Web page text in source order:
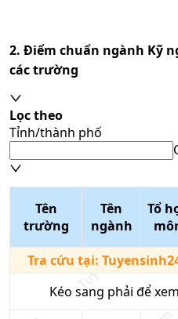
2. Điểm chuẩn ngành Kỹ
các trường
Lọc theo
Tỉnh/thành phố
Tên
trường
Tên
ngành
Tổ
Tra cứu tại:
Kéo sang phải để